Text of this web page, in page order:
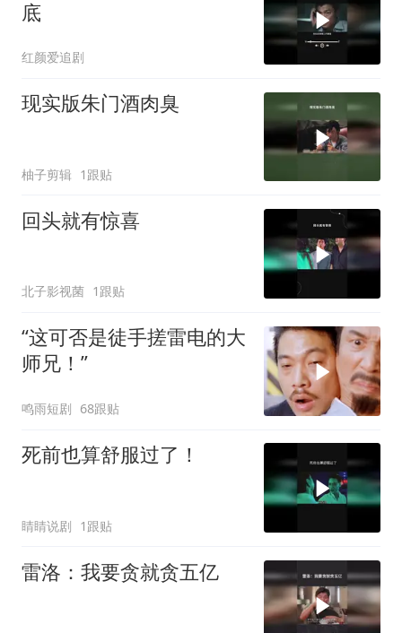
底
红颜爱追剧
现实版朱门酒肉臭
柚子剪辑 1跟贴
回头就有惊喜
北子影视菌 1跟贴
“这可否是徒手搓雷电的大
师兄！”
鸣雨短剧 68跟贴
死前也算舒服过了！
睛睛说剧 1跟贴
雷洛：我要贪就贪五亿